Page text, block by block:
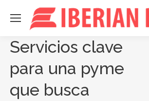
Servicios clave
para una pyme
que busca